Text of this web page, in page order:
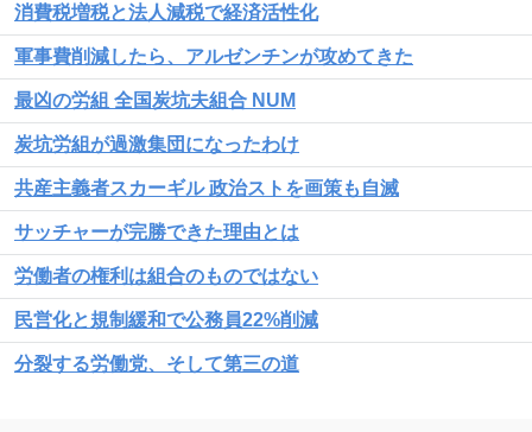
消費税増税と法人減税で経済活性化
軍事費削減したら、アルゼンチンが攻めてきた
最凶の労組 全国炭坑夫組合 NUM
炭坑労組が過激集団になったわけ
共産主義者スカーギル 政治ストを画策も自滅
サッチャーが完勝できた理由とは
労働者の権利は組合のものではない
民営化と規制緩和で公務員22%削減
分裂する労働党、そして第三の道